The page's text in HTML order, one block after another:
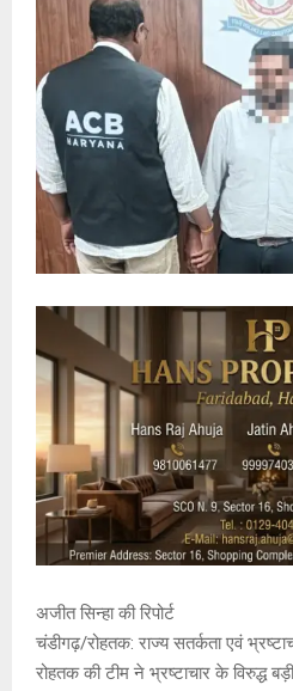
अजीत सिन्हा की रिपोर्ट
चंडीगढ़/रोहतक: राज्य सतर्कता एवं
रोहतक की टीम ने भ्रष्टाचार के विरुद्ध